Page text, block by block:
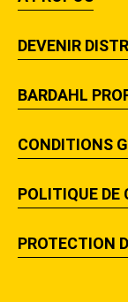
DEVENIR
BARDAHL
CONDITIONS
POLITIQUE DE
PROTECTION